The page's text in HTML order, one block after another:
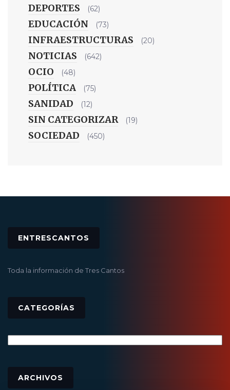
DEPORTES (62)
EDUCACIÓN (73)
INFRAESTRUCTURAS (20)
NOTICIAS (642)
OCIO (48)
POLÍTICA (75)
SANIDAD (12)
SIN CATEGORIZAR (19)
SOCIEDAD (450)
ENTRESCANTOS
Toda la información de Tres Cantos
CATEGORÍAS
ARCHIVOS